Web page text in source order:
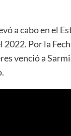
a cabo en el
Por la
venció a